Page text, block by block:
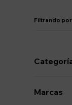
Filtrando
Marcas